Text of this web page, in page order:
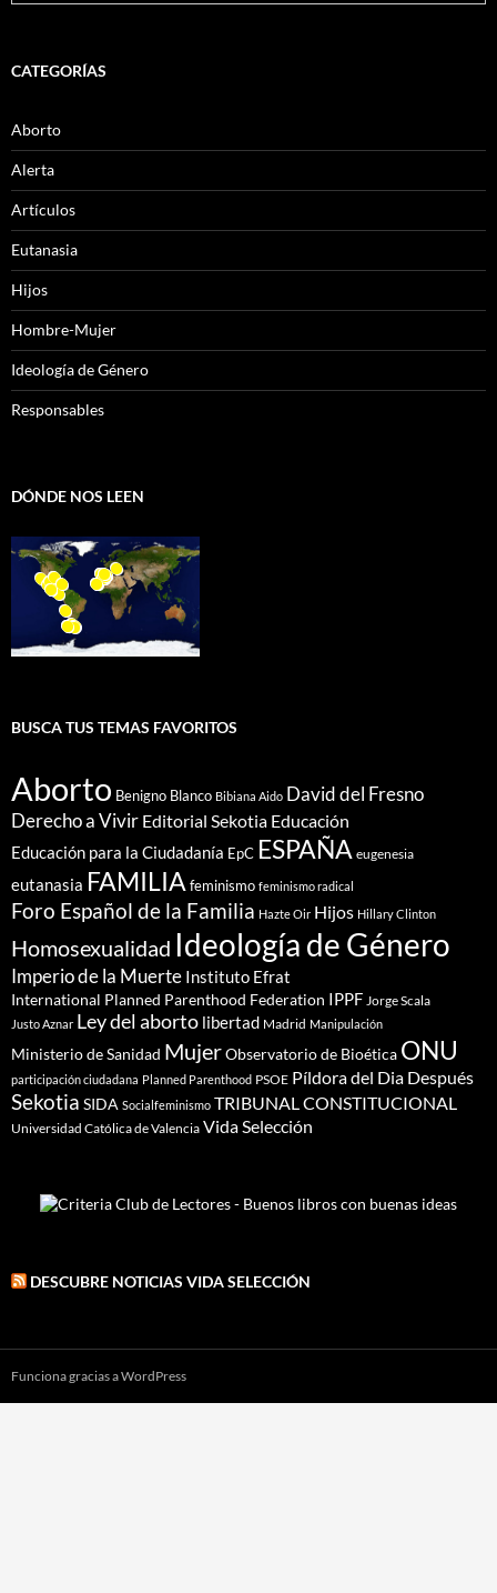
CATEGORÍAS
Aborto
Alerta
Artículos
Eutanasia
Hijos
Hombre-Mujer
Ideología de Género
Responsables
DÓNDE NOS LEEN
BUSCA TUS TEMAS FAVORITOS
Aborto Benigno Blanco Bibiana Aido David del Fresno
Derecho a Vivir Editorial Sekotia Educación
Educación para la Ciudadanía EpC ESPAÑA eugenesia
eutanasia FAMILIA feminismo feminismo radical
Foro Español de la Familia Hazte Oir Hijos Hillary Clinton
Homosexualidad Ideología de Género
Imperio de la Muerte Instituto Efrat
International Planned Parenthood Federation IPPF Jorge Scala
Justo Aznar Ley del aborto libertad Madrid Manipulación
Ministerio de Sanidad MujerObservatorio de Bioética ONU
participación ciudadana Planned Parenthood PSOE Píldora del Dia Después
Sekotia SIDA Socialfeminismo TRIBUNAL CONSTITUCIONAL
Universidad Católica de Valencia Vida Selección
DESCUBRE NOTICIAS VIDA SELECCIÓN
Funciona gracias a WordPress